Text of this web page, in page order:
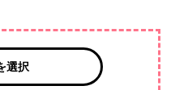
選択